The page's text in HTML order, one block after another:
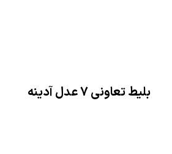
بلیط تعاونی 7 عدل آدینه